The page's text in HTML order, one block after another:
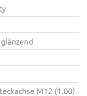
glänzend
M12 (1.00)